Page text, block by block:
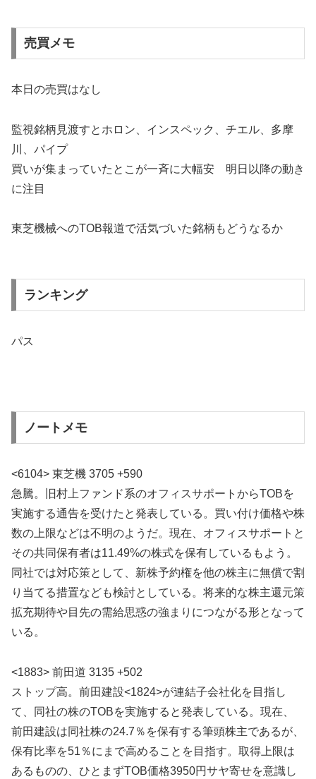
売買メモ
本日の売買はなし
監視銘柄見渡すとホロン、インスペック、チエル、多摩
川、パイプ
買いが集まっていたとこが一斉に大幅安 明日以降の動き
に注目
東芝機械へのTOB報道で活気づいた銘柄もどうなるか
ランキング
パス
ノートメモ
<6104> 東芝機 3705 +590
急騰。旧村上ファンド系のオフィスサポートからTOBを
実施する通告を受けたと発表している。買い付け価格や株
数の上限などは不明のようだ。現在、オフィスサポートと
その共同保有者は11.49%の株式を保有しているもよう。
同社では対応策として、新株予約権を他の株主に無償で割
り当てる措置なども検討としている。将来的な株主還元策
拡充期待や目先の需給思惑の強まりにつながる形となって
いる。
<1883> 前田道 3135 +502
ストップ高。前田建設<1824>が連結子会社化を目指し
て、同社の株のTOBを実施すると発表している。現在、
前田建設は同社株の24.7％を保有する筆頭株主であるが、
保有比率を51％にまで高めることを目指す。取得上限は
あるものの、ひとまずTOB価格3950円サヤ寄せを意識し